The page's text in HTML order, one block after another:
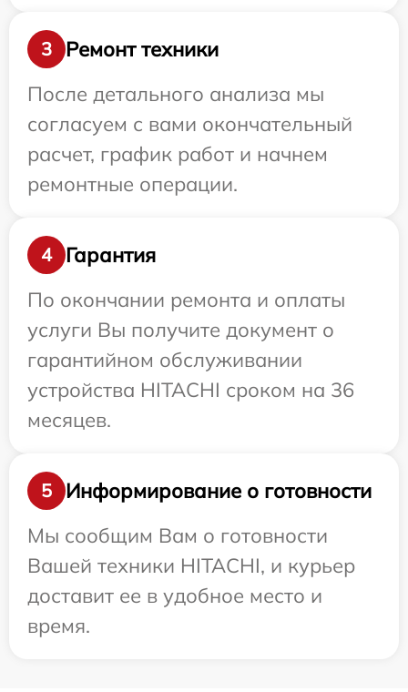
3
Ремонт техники
После детального анализа мы
согласуем с вами окончательный
расчет, график работ и начнем
ремонтные операции.
4
Гарантия
По окончании ремонта и оплаты
услуги Вы получите документ о
гарантийном обслуживании
устройства HITACHI сроком на 36
месяцев.
5
Информирование о готовности
Мы сообщим Вам о готовности
Вашей техники HITACHI, и курьер
доставит ее в удобное место и
время.